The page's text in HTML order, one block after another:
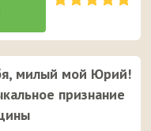
милый мой Юрий!
признание